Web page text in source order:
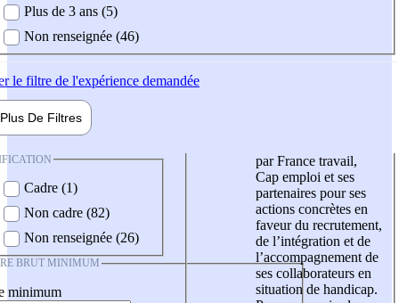
Plus de 3 ans (5)
Non renseignée (46)
le filtre de l'expérience demandée
Plus De Filtres
Cadre (1)
Non cadre (82)
Non renseignée (26)
BRUT MINIMUM
minimum
par France travail,
Cap emploi et ses
partenaires pour ses
actions concrètes en
faveur du recrutement,
de l’intégration et de
l’accompagnement de
ses collaborateurs en
situation de handicap.